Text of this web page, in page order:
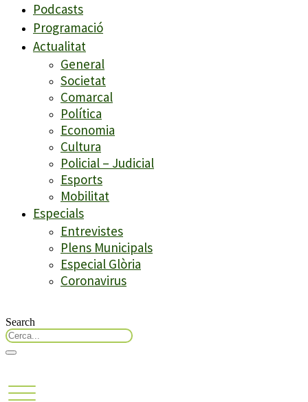
Podcasts
Programació
Actualitat
General
Societat
Comarcal
Política
Economia
Cultura
Policial – Judicial
Esports
Mobilitat
Especials
Entrevistes
Plens Municipals
Especial Glòria
Coronavirus
Search